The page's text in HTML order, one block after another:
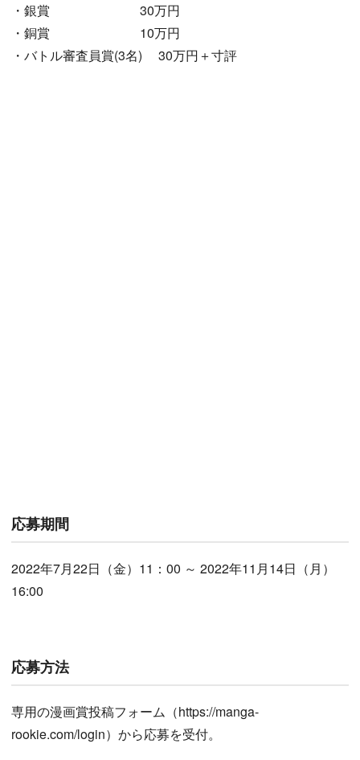
・銀賞 30万円
・銅賞 10万円
・バトル審査員賞(3名) 30万円＋寸評
応募期間
2022年7月22日（金）11：00 ～ 2022年11月14日（月）
16:00
応募方法
専用の漫画賞投稿フォーム（https://manga-
rookie.com/login）から応募を受付。